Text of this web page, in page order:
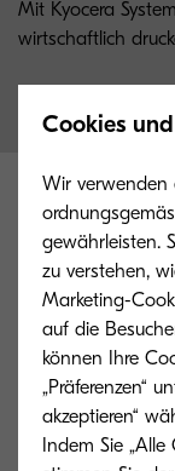
Mit Kyocera
wirtschaftlich
Allgemein
Cookies
Wir verwenden
gewährleisten.
zu verstehen,
Marketing-
auf die
können Ihre
„Präferenzen“
akzeptieren“
Indem Sie